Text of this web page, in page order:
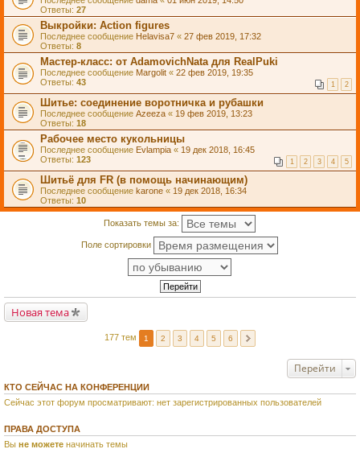
Ответы: 27
Выкройки: Action figures
Последнее сообщение Helavisa7 « 27 фев 2019, 17:32
Ответы: 8
Мастер-класс: от AdamovichNata для RealPuki
Последнее сообщение Margolit « 22 фев 2019, 19:35
Ответы: 43 1 2
Шитье: соединение воротничка и рубашки
Последнее сообщение Azeeza « 19 фев 2019, 13:23
Ответы: 18
Рабочее место кукольницы
Последнее сообщение Evlampia « 19 дек 2018, 16:45
Ответы: 123 1 2 3 4 5
Шитьё для FR (в помощь начинающим)
Последнее сообщение karone « 19 дек 2018, 16:34
Ответы: 10
Показать темы за:
Поле сортировки
Новая тема
177 тем 1 2 3 4 5 6
Перейти
КТО СЕЙЧАС НА КОНФЕРЕНЦИИ
Сейчас этот форум просматривают: нет зарегистрированных пользователей
ПРАВА ДОСТУПА
Вы не можете начинать темы